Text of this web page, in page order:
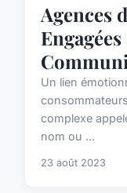
Agences
Un lien
complexe
nom ou ...
23 août 2023